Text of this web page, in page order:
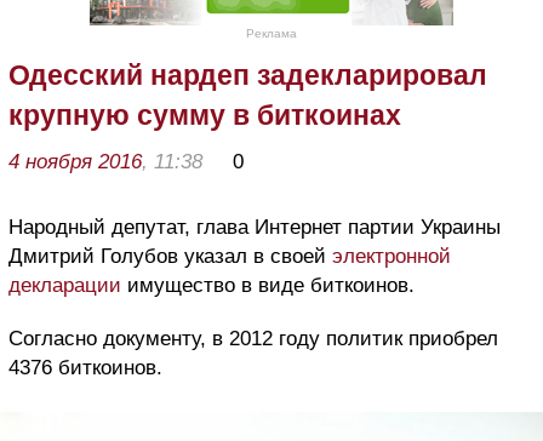
Реклама
Одесский нардеп задекларировал
крупную сумму в биткоинах
4 ноября 2016, 11:38 0
Народный депутат, глава Интернет партии Украины
Дмитрий Голубов указал в своей электронной
декларации имущество в виде биткоинов.
Согласно документу, в 2012 году политик приобрел
4376 биткоинов.